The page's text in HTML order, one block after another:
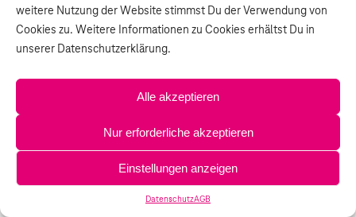
weitere Nutzung der Website stimmst Du der Verwendung von
Cookies zu. Weitere Informationen zu Cookies erhältst Du in
unserer Datenschutzerklärung.
Alle akzeptieren
Nur erforderliche akzeptieren
Einstellungen anzeigen
DatenschutzAGB